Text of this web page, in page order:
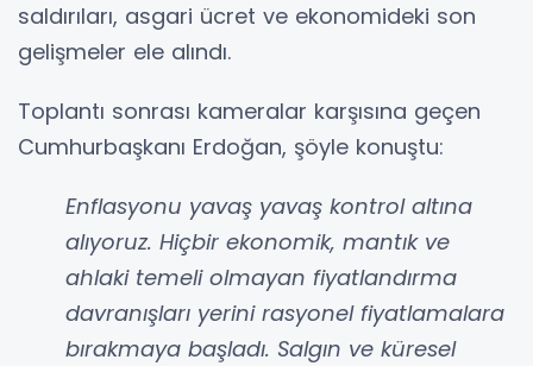
saldırıları, asgari ücret ve ekonomideki son
gelişmeler ele alındı.
Toplantı sonrası kameralar karşısına geçen
Cumhurbaşkanı Erdoğan, şöyle konuştu:
Enflasyonu yavaş yavaş kontrol altına
alıyoruz. Hiçbir ekonomik, mantık ve
ahlaki temeli olmayan fiyatlandırma
davranışları yerini rasyonel fiyatlamalara
bırakmaya başladı. Salgın ve küresel